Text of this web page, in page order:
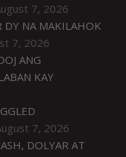
7, 2026
DY NA MAKILAHOK
7, 2026
ANG
KAY
7, 2026
DOLYAR AT